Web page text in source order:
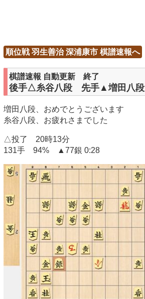
順位戦 羽生善治 深浦康市 棋譜速報へ
棋譜速報 自動更新 終了
後手△糸谷八段 先手▲増田八段
増田八段、おめでとうございます
糸谷八段、お疲れさまでした
△投了 20時13分
131手 94% ▲77銀 0:28